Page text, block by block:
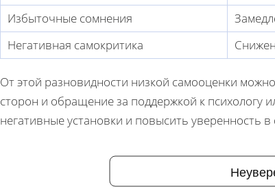
Избыточные сомнения
Негативная самокритика
От этой разновидности низкой самооценки
сторон и обращение за поддержкой к психологу
негативные установки и повысить уверенность в